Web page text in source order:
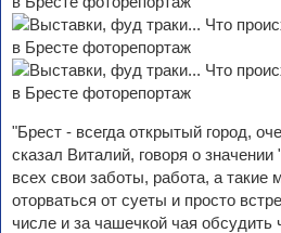
"Брест - всегда открытый город,
сказал Виталий, говоря о
всех свои заботы, работа, а такие
оторваться от суеты и просто
числе и за чашечкой чая обсудить